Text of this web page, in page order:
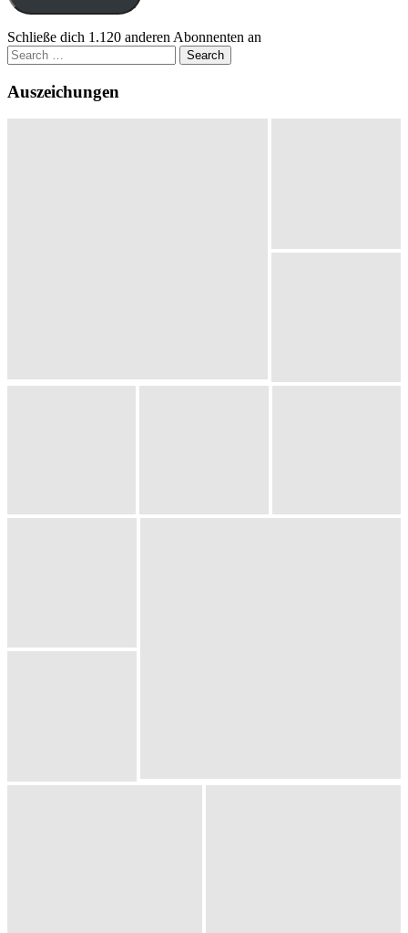
Schließe dich 1.120 anderen Abonnenten an
Search
for:
Auszeichungen